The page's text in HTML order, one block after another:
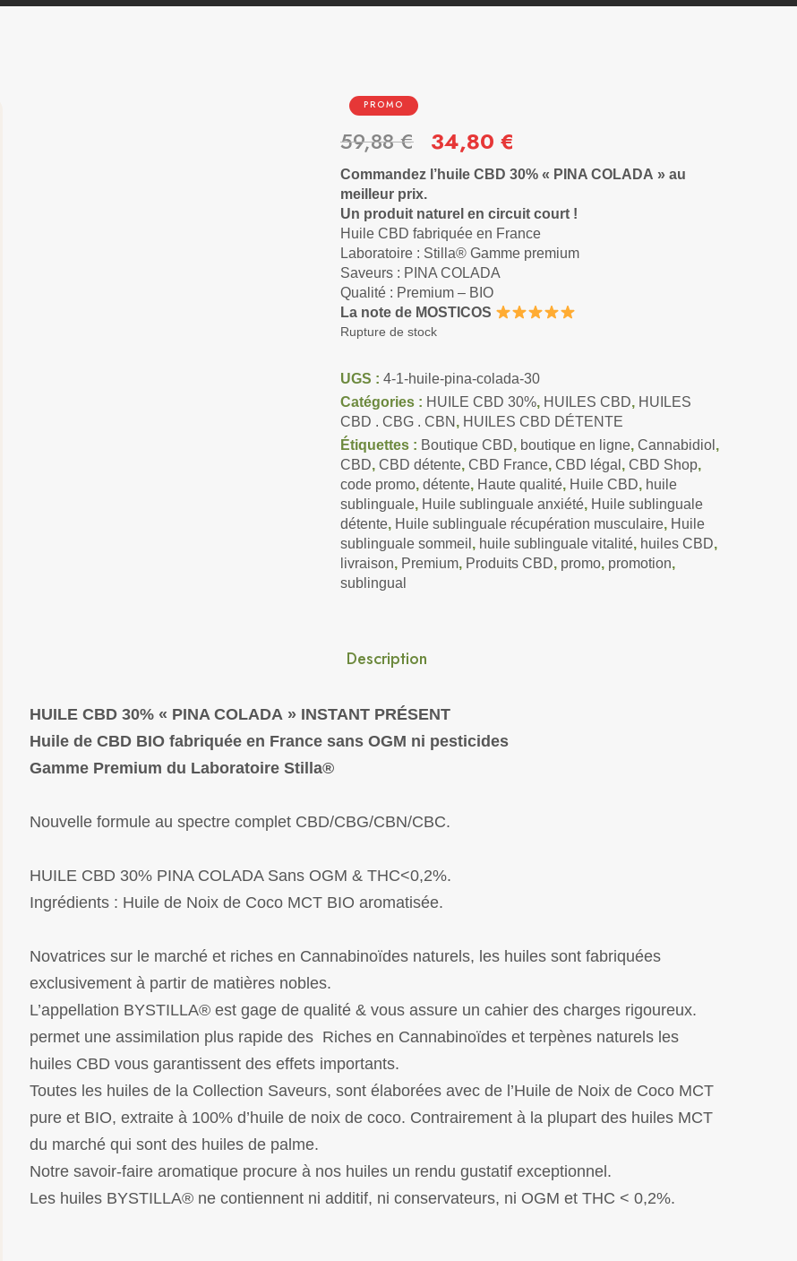
PROMO
59,88€ 34,80 €
Commandez l’huile CBD 30% « PINA COLADA » au
meilleur prix.
Un produit naturel en circuit court !
Huile CBD fabriquée en France
Laboratoire : Stilla® Gamme premium
Saveurs : PINA COLADA
Qualité : Premium – BIO
La note de MOSTICOS
Rupture de stock
UGS : 4-1-huile-pina-colada-30
Catégories : HUILE CBD 30%, HUILES CBD, HUILES
CBD . CBG . CBN , HUILES CBD DÉTENTE
Étiquettes : Boutique CBD, boutique en ligne, Cannabidiol ,
CBD, CBD détente, CBD France, CBD légal , CBD Shop,
code promo, détente, Haute qualité, Huile CBD, huile
sublinguale, Huile sublinguale anxiété, Huile sublinguale
détente, Huile sublinguale récupération musculaire, Huile
sublinguale sommeil , huile sublinguale vitalité, huiles CBD,
livraison, Premium, Produits CBD, promo, promotion,
sublingual
Description
HUILE CBD 30% « PINA COLADA » INSTANT PRÉSENT
Huile de CBD BIO fabriquée en France sans OGM ni pesticides
Gamme Premium du Laboratoire Stilla®
Nouvelle formule au spectre complet CBD/CBG/CBN/CBC.
HUILE CBD 30% PINA COLADA Sans OGM & THC<0,2%.
Ingrédients : Huile de Noix de Coco MCT BIO aromatisée.
Novatrices sur le marché et riches en Cannabinoïdes naturels, les huiles sont fabriquées
exclusivement à partir de matières nobles.
L’appellation BYSTILLA® est gage de qualité & vous assure un cahier des charges rigoureux.
permet une assimilation plus rapide des Riches en Cannabinoïdes et terpènes naturels les
huiles CBD vous garantissent des effets importants.
Toutes les huiles de la Collection Saveurs, sont élaborées avec de l’Huile de Noix de Coco MCT
pure et BIO, extraite à 100% d’huile de noix de coco. Contrairement à la plupart des huiles MCT
du marché qui sont des huiles de palme.
Notre savoir-faire aromatique procure à nos huiles un rendu gustatif exceptionnel.
Les huiles BYSTILLA® ne contiennent ni additif, ni conservateurs, ni OGM et THC < 0,2%.